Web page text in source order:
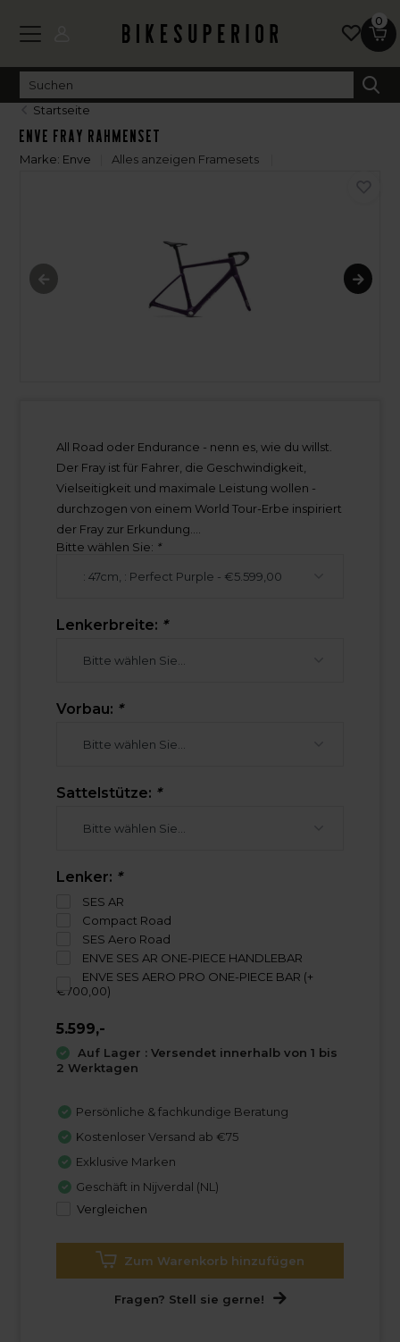
0
Startseite
ENVE Fray Rahmenset
Marke: Enve Alles anzeigen Framesets
All Road oder Endurance - nenn es, wie du willst.
Der Fray ist für Fahrer, die Geschwindigkeit,
Vielseitigkeit und maximale Leistung wollen -
durchzogen von einem World Tour-Erbe inspiriert
der Fray zur Erkundung....
Bitte wählen Sie: *
Lenkerbreite: *
Vorbau: *
Sattelstütze: *
Lenker: *
SES AR
Compact Road
SES Aero Road
ENVE SES AR ONE-PIECE HANDLEBAR
ENVE SES AERO PRO ONE-PIECE BAR (+
€700,00)
5.599,-
Auf Lager : Versendet innerhalb von 1 bis
2 Werktagen
Persönliche & fachkundige Beratung
Kostenloser Versand ab €75
Exklusive Marken
Geschäft in Nijverdal (NL)
Vergleichen
Zum Warenkorb hinzufügen
Fragen? Stell sie gerne!